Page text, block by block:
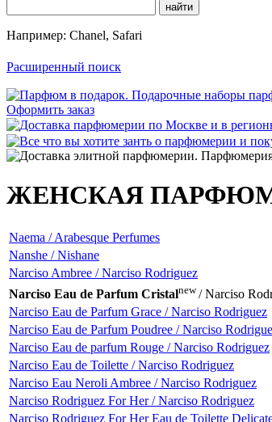
Например: Chanel, Safari
Расширенный поиск
Оформить заказ
ЖЕНСКАЯ
Naema / Arabesque Perfumes
Nanshe / Nishane
Narciso Ambree / Narciso Rodriguez
Narciso Eau de Parfum Cristalnew/ Narciso
Narciso Eau de Parfum Grace / Narciso Rodriguez
Narciso Eau de Parfum Poudree / Narciso
Narciso Eau de parfum Rouge / Narciso Rodriguez
Narciso Eau de Toilette / Narciso Rodriguez
Narciso Eau Neroli Ambree / Narciso Rodriguez
Narciso Rodriguez For Her / Narciso Rodriguez
Narciso Rodriguez For Her Eau de Toilette